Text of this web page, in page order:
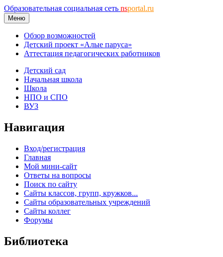
Образовательная социальная сеть nsportal.ru
Меню
Обзор возможностей
Детский проект «Алые паруса»
Аттестация педагогических работников
Детский сад
Начальная школа
Школа
НПО и СПО
ВУЗ
Навигация
Вход/регистрация
Главная
Мой мини-сайт
Ответы на вопросы
Поиск по сайту
Сайты классов, групп, кружков...
Сайты образовательных учреждений
Сайты коллег
Форумы
Библиотека